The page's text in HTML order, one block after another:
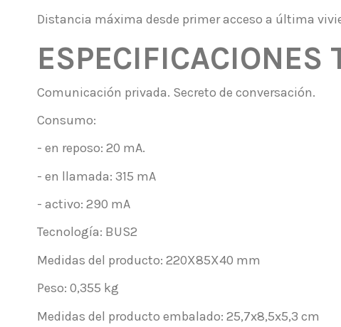
Distancia máxima desde primer acceso a última
ESPECIFICACIONES
Comunicación privada. Secreto de conversación.
Consumo:
- en reposo: 20 mA.
- en llamada: 315 mA
- activo: 290 mA
Tecnología: BUS2
Medidas del producto: 220X85X40 mm
Peso: 0,355 kg
Medidas del producto embalado: 25,7x8,5x5,3 cm